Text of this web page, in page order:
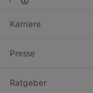
Karriere
Presse
Ratgeber